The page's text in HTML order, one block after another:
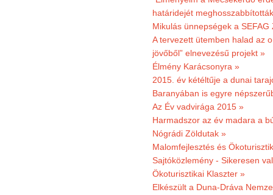
határidejét
Mikulás ünnepségek a SEFAG
A tervezett ütemben halad az
jövőből” elnevezésű projekt »
Élmény Karácsonyra »
2015. év kétéltűje a dunai
Baranyában is egyre
Az Év vadvirága 2015 »
Harmadszor az év madara a
Nógrádi Zöldutak »
Malomfejlesztés és
Sajtóközlemény - Sikeresen
Ökoturisztikai Klaszter »
Elkészült a Duna-Dráva